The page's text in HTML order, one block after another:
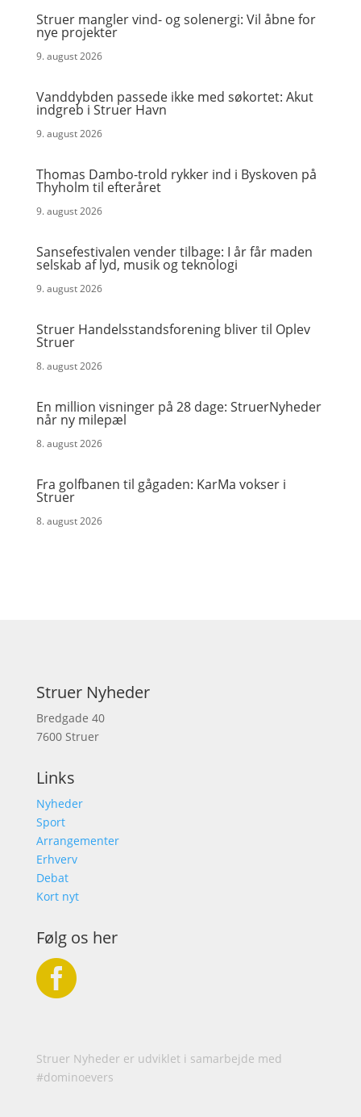
Struer mangler vind- og solenergi: Vil åbne for
nye projekter
9. august 2026
Vanddybden passede ikke med søkortet: Akut
indgreb i Struer Havn
9. august 2026
Thomas Dambo-trold rykker ind i Byskoven på
Thyholm til efteråret
9. august 2026
Sansefestivalen vender tilbage: I år får maden
selskab af lyd, musik og teknologi
9. august 2026
Struer Handelsstandsforening bliver til Oplev
Struer
8. august 2026
En million visninger på 28 dage: StruerNyheder
når ny milepæl
8. august 2026
Fra golfbanen til gågaden: KarMa vokser i
Struer
8. august 2026
Struer Nyheder
Bredgade 40
7600 Struer
Links
Nyheder
Sport
Arrangementer
Erhverv
Debat
Kort nyt
Følg os her

Struer Nyheder er udviklet i samarbejde med
#dominoevers